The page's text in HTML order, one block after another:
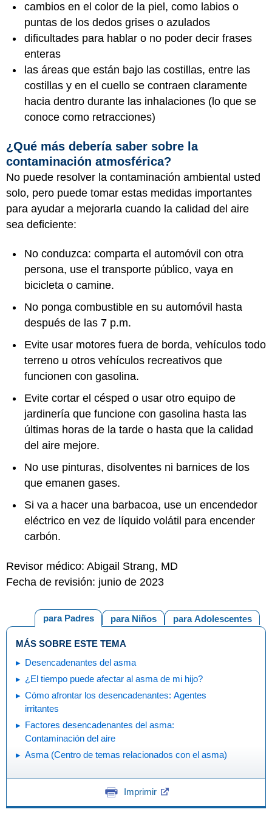
cambios en el color de la piel, como labios o
puntas de los dedos grises o azulados
dificultades para hablar o no poder decir frases
enteras
las áreas que están bajo las costillas, entre las
costillas y en el cuello se contraen claramente
hacia dentro durante las inhalaciones (lo que se
conoce como retracciones)
¿Qué más debería saber sobre la
contaminación atmosférica?
No puede resolver la contaminación ambiental usted
solo, pero puede tomar estas medidas importantes
para ayudar a mejorarla cuando la calidad del aire
sea deficiente:
No conduzca: comparta el automóvil con otra
persona, use el transporte público, vaya en
bicicleta o camine.
No ponga combustible en su automóvil hasta
después de las 7 p.m.
Evite usar motores fuera de borda, vehículos todo
terreno u otros vehículos recreativos que
funcionen con gasolina.
Evite cortar el césped o usar otro equipo de
jardinería que funcione con gasolina hasta las
últimas horas de la tarde o hasta que la calidad
del aire mejore.
No use pinturas, disolventes ni barnices de los
que emanen gases.
Si va a hacer una barbacoa, use un encendedor
eléctrico en vez de líquido volátil para encender
carbón.
Revisor médico: Abigail Strang, MD
Fecha de revisión: junio de 2023
para Adolescentes
para Niños
para Padres
MÁS SOBRE ESTE TEMA
Desencadenantes del asma
¿El tiempo puede afectar al asma de mi hijo?
Cómo afrontar los desencadenantes: Agentes
irritantes
Factores desencadenantes del asma:
Contaminación del aire
Asma (Centro de temas relacionados con el asma)
Imprimir